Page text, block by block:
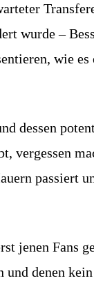
wurde –
wie
dessen
vergessen
passiert
jenen Fans
und denen